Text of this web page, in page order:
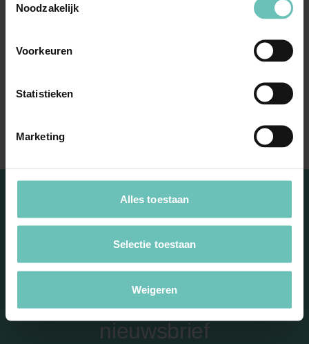
Noodzakelijk
Voorkeuren
Statistieken
Marketing
Alles toestaan
Selectie toestaan
Weigeren
ik belangrijk. Een
menselijke benadering,
scherp waar dat de zaak
dient, altijd met oog voor
Blijf op de hoogte met onze
nieuwsbrief